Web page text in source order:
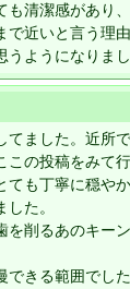
清潔感があり
近いと言う理
ようになりま
ました。近所
の投稿をみて
ても丁寧に穏や
た。
削るあのキー
きる範囲でし